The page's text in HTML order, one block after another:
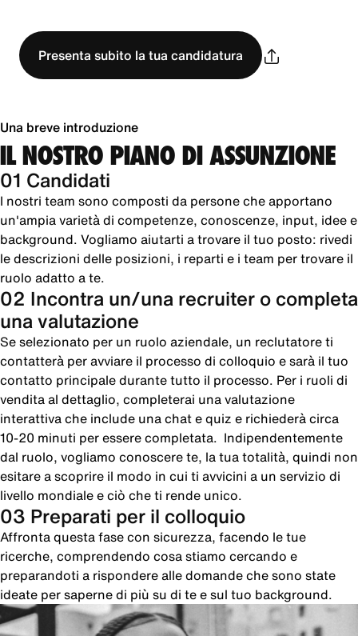
Presenta subito la tua candidatura
Una breve introduzione
IL NOSTRO PIANO DI ASSUNZIONE
01 Candidati
I nostri team sono composti da persone che apportano
un'ampia varietà di competenze, conoscenze, input, idee e
background. Vogliamo aiutarti a trovare il tuo posto: rivedi
le descrizioni delle posizioni, i reparti e i team per trovare il
ruolo adatto a te.
02 Incontra un/una recruiter o completa
una valutazione
Se selezionato per un ruolo aziendale, un reclutatore ti
contatterà per avviare il processo di colloquio e sarà il tuo
contatto principale durante tutto il processo. Per i ruoli di
vendita al dettaglio, completerai una valutazione
interattiva che include una chat e quiz e richiederà circa
10-20 minuti per essere completata. Indipendentemente
dal ruolo, vogliamo conoscere te, la tua totalità, quindi non
esitare a scoprire il modo in cui ti avvicini a un servizio di
livello mondiale e ciò che ti rende unico.
03 Preparati per il colloquio
Affronta questa fase con sicurezza, facendo le tue
ricerche, comprendendo cosa stiamo cercando e
preparandoti a rispondere alle domande che sono state
ideate per saperne di più su di te e sul tuo background.